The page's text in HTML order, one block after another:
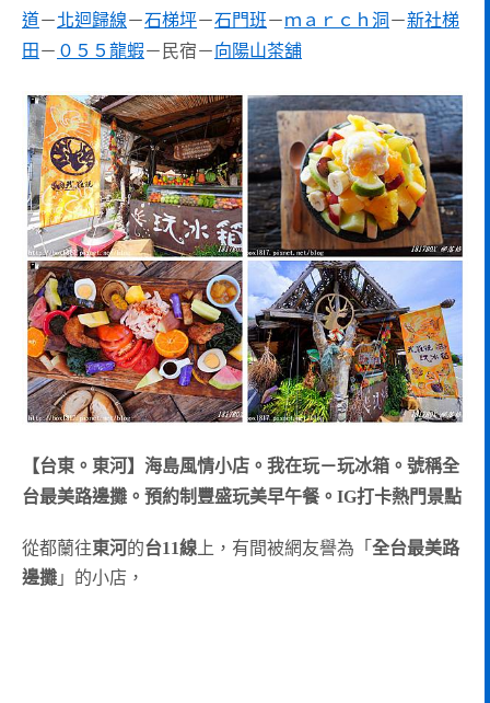
道－北迴歸線－石梯坪－石門班－ｍａｒｃｈ洞 －新社梯
田 － ０５５龍蝦－民宿－向陽山茶舖
【台東。東河】海島風情小店。我在玩－玩冰箱。號稱全
台最美路邊攤。預約制豐盛玩美早午餐。IG打卡熱門景點
從都蘭往東河的台11線 上，有間被網友譽為「 全台最美路
邊攤 」的小店，